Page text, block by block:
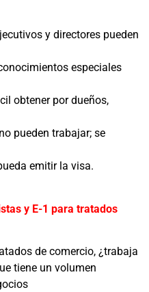
y directores pueden
especiales
obtener por dueños,
pueden trabajar; se
emitir la visa.
y E-1 para tratados
de comercio, ¿trabaja
tiene un volumen